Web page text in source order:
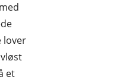
lover
et